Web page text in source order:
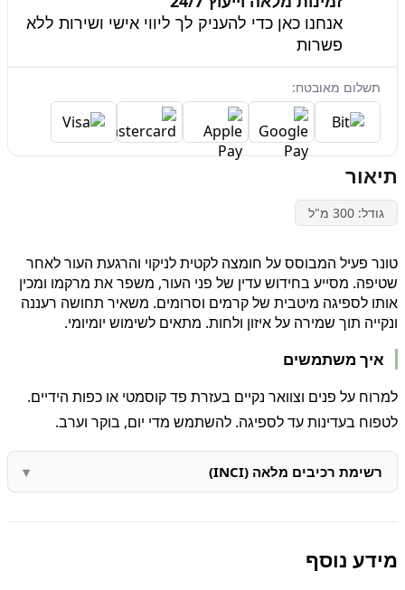
אנחנו כאן כדי להעניק לך ליווי אישי ושירות ללא
פשרות
תשלום מאובטח:
תיאור
גודל: 300 מ"ל
טונר פעיל המבוסס על חומצה לקטית לניקוי והרגעת העור לאחר
שטיפה. מסייע בחידוש עדין של פני העור, משפר את מרקמו ומכין
אותו לספיגה מיטבית של קרמים וסרומים. משאיר תחושה רעננה
ונקייה תוך שמירה על איזון ולחות. מתאים לשימוש יומיומי.
איך משתמשים
למרוח על פנים וצוואר נקיים בעזרת פד קוסמטי או כפות הידיים.
לטפוח בעדינות עד לספיגה. להשתמש מדי יום, בוקר וערב.
רשימת רכיבים מלאה (INCI)
מידע נוסף